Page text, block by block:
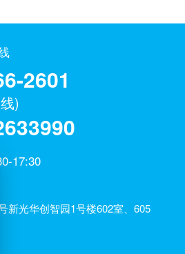
2601
)
17:30
新光华创智园1号楼602室、605